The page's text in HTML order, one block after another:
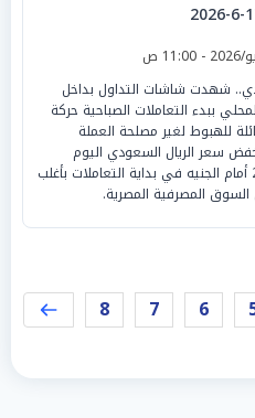
شهدت شاشات التداول بداخل
ببدء التعاملات الصباحية حركة
للهبوط لغير مصلحة العملة
سعر الريال السعودي اليوم
الأربعاء 17-6-2026 أمام الجنيه في بداية التعاملات بأغلب
السوق المصرفية المصرية.
6
7
8